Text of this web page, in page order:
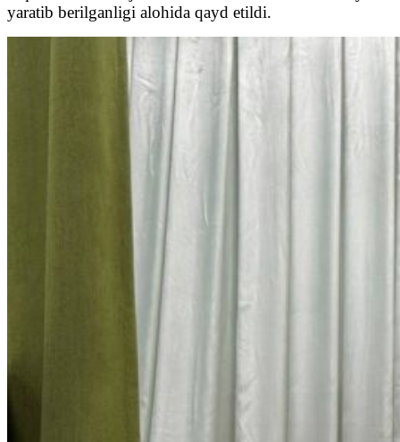
yaratib berilganligi alohida qayd etildi.